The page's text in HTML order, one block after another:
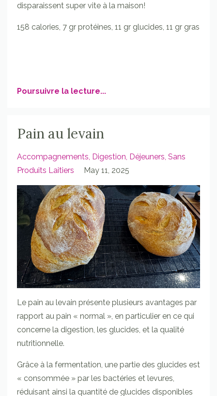
disparaissent super vite à la maison!
158 calories, 7 gr protéines, 11 gr glucides, 11 gr gras
Poursuivre la lecture...
Pain au levain
Accompagnements Digestion Déjeuners Sans
Produits Laitiers
May 11, 2025
Le pain au levain présente plusieurs avantages par
rapport au pain « normal », en particulier en ce qui
concerne la digestion, les glucides, et la qualité
nutritionnelle.
Grâce à la fermentation, une partie des glucides est
« consommée » par les bactéries et levures,
réduisant ainsi la quantité de glucides disponibles